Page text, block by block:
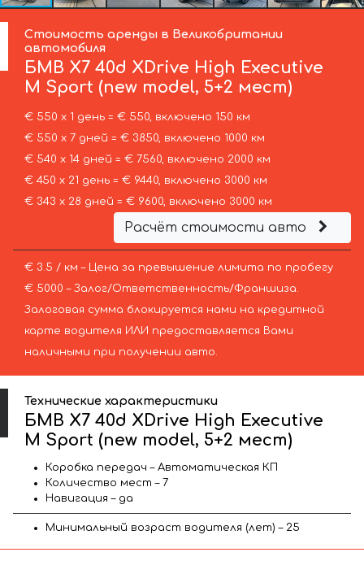
Стоимость аренды в Великобритании
автомобиля
БМВ X7 40d XDrive High Executive
M Sport (new model, 5+2 мест)
€ 550 х 1 день = € 550, включено 150 км
€ 550 х 7 дней = € 3850, включено 1000 км
€ 540 х 14 дней = € 7560, включено 2000 км
€ 450 х 21 день = € 9440, включено 3000 км
€ 343 х 28 дней = € 9600, включено 3000 км
Расчёт стоимости авто
€ 3.5 / км – Цена за превышение лимита по пробегу
€ 5000 – Залог/Ответственность/Франшиза.
Залоговая сумма блокируется нами на кредитной
карте водителя ИЛИ предоставляется Вами
наличными при получении авто.
Технические характеристики
БМВ X7 40d XDrive High Executive
M Sport (new model, 5+2 мест)
Коробка передач – Автоматическая КП
Количество мест – 7
Навигация – да
Минимальный возраст водителя (лет) – 25